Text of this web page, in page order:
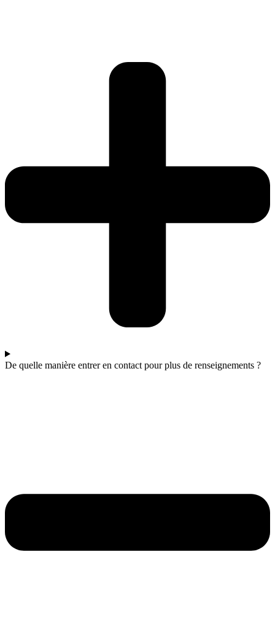
De quelle manière entrer en contact pour plus de renseignements ?